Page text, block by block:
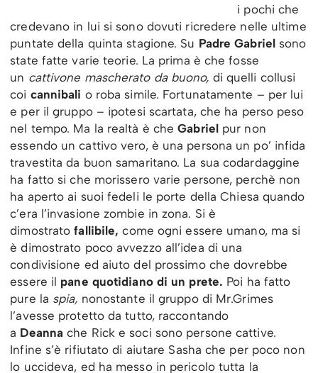
i pochi che
credevano in lui si sono dovuti ricredere nelle ultime
puntate della quinta stagione. Su Padre Gabriel sono
state fatte varie teorie. La prima è che fosse
un cattivone mascherato da buono, di quelli collusi
coi cannibali o roba simile. Fortunatamente – per lui
e per il gruppo – ipotesi scartata, che ha perso peso
nel tempo. Ma la realtà è cheGabriel pur non
essendo un cattivo vero, è una persona un po’ infida
travestita da buon samaritano. La sua codardaggine
ha fatto si che morissero varie persone, perchè non
ha aperto ai suoi fedeli le porte della Chiesa quando
c’era l’invasione zombie in zona. Si è
dimostratofallibile,come ogni essere umano, ma si
è dimostrato poco avvezzo all’idea di una
condivisione ed aiuto del prossimo che dovrebbe
essere il pane quotidiano di un prete. Poi ha fatto
pure la spia, nonostante il gruppo di Mr.Grimes
l’avesse protetto da tutto, raccontando
a Deannache Rick e soci sono persone cattive.
Infine s’è rifiutato di aiutare Sasha che per poco non
lo uccideva, ed ha messo in pericolo tutta la